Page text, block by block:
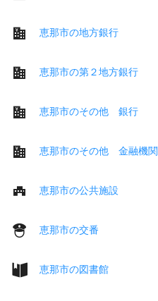
恵那市の地方銀行
恵那市の第２地方銀行
恵那市のその他 銀行
恵那市のその他 金融機関
恵那市の公共施設
恵那市の交番
恵那市の図書館